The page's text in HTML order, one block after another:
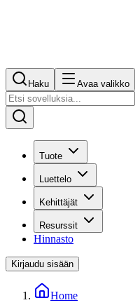
Haku Avaa valikko
Tuote
Luettelo
Kehittäjät
Resurssit
Hinnasto
Kirjaudu sisään
Home